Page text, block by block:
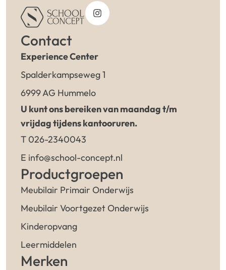
Contact
Experience Center
Spalderkampseweg 1
6999 AG Hummelo
U kunt ons bereiken van maandag t/m
vrijdag tijdens kantooruren.
T 026-2340043
E info@school-concept.nl
Productgroepen
Meubilair Primair Onderwijs
Meubilair Voortgezet Onderwijs
Kinderopvang
Leermiddelen
Merken